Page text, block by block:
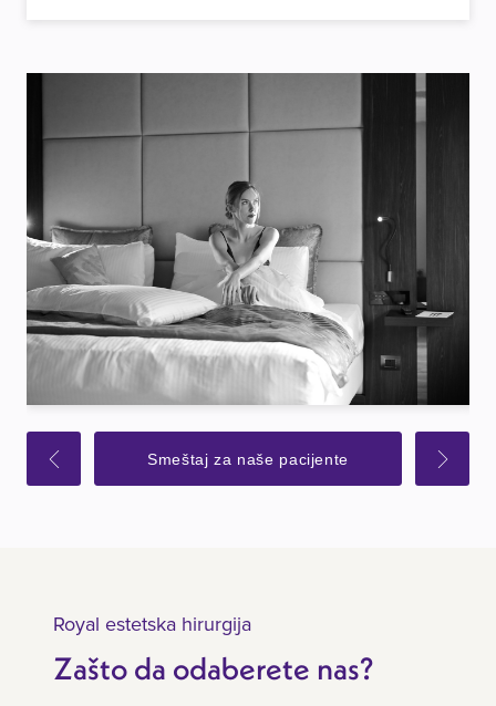
Smeštaj za naše pacijente
Royal estetska hirurgija
Zašto da odaberete nas?